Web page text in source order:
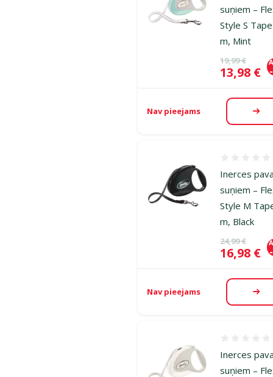
suņiem –
Style S
m, Mint
Oriģinālā
19,99 €
Cena
13,98 €
Nav pieejams
Inerces
suņiem –
Style M
m, Black
Oriģinālā
24,99 €
Cena
16,98 €
Nav pieejams
Inerces
suņiem –